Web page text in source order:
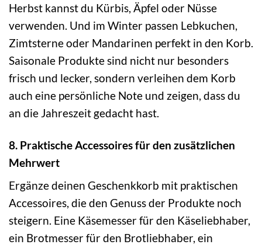
Herbst kannst du Kürbis, Äpfel oder Nüsse
verwenden. Und im Winter passen Lebkuchen,
Zimtsterne oder Mandarinen perfekt in den Korb.
Saisonale Produkte sind nicht nur besonders
frisch und lecker, sondern verleihen dem Korb
auch eine persönliche Note und zeigen, dass du
an die Jahreszeit gedacht hast.
8. Praktische Accessoires für den zusätzlichen
Mehrwert
Ergänze deinen Geschenkkorb mit praktischen
Accessoires, die den Genuss der Produkte noch
steigern. Eine Käsemesser für den Käseliebhaber,
ein Brotmesser für den Brotliebhaber, ein